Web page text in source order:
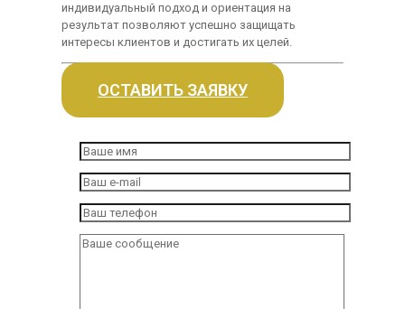
индивидуальный подход и ориентация на
результат позволяют успешно защищать
интересы клиентов и достигать их целей.
ОСТАВИТЬ ЗАЯВКУ